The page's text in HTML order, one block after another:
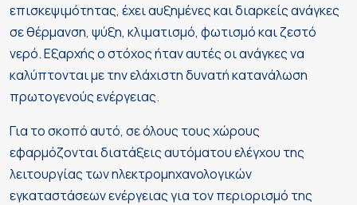
επισκεψιμότητας, έχει αυξημένες και διαρκείς ανάγκες
σε θέρμανση, ψύξη, κλιματισμό, φωτισμό και ζεστό
νερό. Εξαρχής ο στόχος ήταν αυτές οι ανάγκες να
καλύπτονται με την ελάχιστη δυνατή κατανάλωση
πρωτογενούς ενέργειας.
Για το σκοπό αυτό, σε όλους τους χώρους
εφαρμόζονται διατάξεις αυτόματου ελέγχου της
λειτουργίας των ηλεκτρομηχανολογικών
εγκαταστάσεων ενέργειας για τον περιορισμό της